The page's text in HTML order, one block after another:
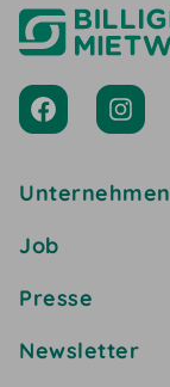
Unternehmen
Job
Presse
Newsletter